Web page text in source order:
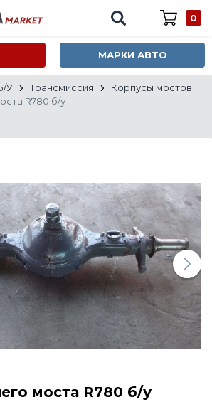
0
МАРКИ АВТО
Все марки
У Трансмиссия
Корпусы мостов
R780 б/у
моста R780 б/у